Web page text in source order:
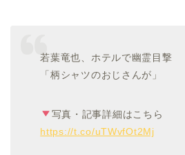
若葉竜也、ホテルで幽霊目撃
「柄シャツのおじさんが」
写真・記事詳細はこちら
https://t.co/uTWvfOt2Mj